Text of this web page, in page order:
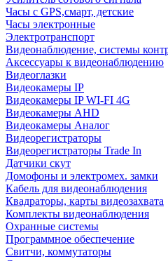
Часы с GPS,смарт, детские
Часы электронные
Электротранспорт
Видеонаблюдение, системы
Аксессуары к видеонаблюдению
Видеоглазки
Видеокамеры IP
Видеокамеры IP WI-FI 4G
Видеокамеры AHD
Видеокамеры Аналог
Видеорегистраторы
Видеорегистраторы Trade In
Датчики скут
Домофоны и электромех. замки
Кабель для видеонаблюдения
Квадраторы, карты видеозахвата
Комплекты видеонаблюдения
Охранные системы
Программное обеспечение
Свитчи, коммутаторы